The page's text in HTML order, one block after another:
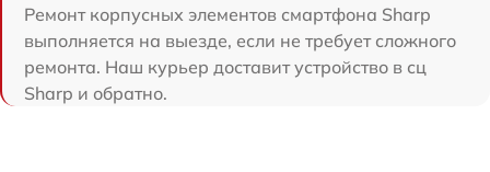
Ремонт корпусных элементов смартфона Sharp
выполняется на выезде, если не требует сложного
ремонта. Наш курьер доставит устройство в сц
Sharp и обратно.